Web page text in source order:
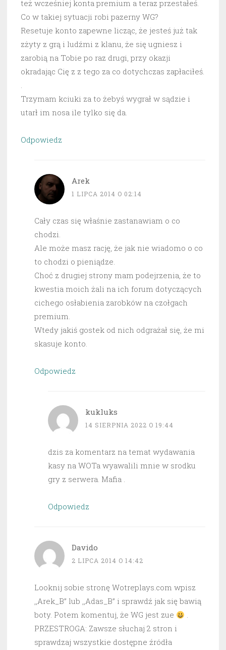
też wcześniej konta premium a teraz przestałeś.
Co w takiej sytuacji robi pazerny WG?
Resetuje konto zapewne licząc, że jesteś już tak
zżyty z grą i ludźmi z klanu, że się ugniesz i
zarobią na Tobie po raz drugi, przy okazji
okradając Cię z z tego za co dotychczas zapłaciłeś.
.
Trzymam kciuki za to żebyś wygrał w sądzie i
utarł im nosa ile tylko się da.
Odpowiedz
Arek
1 LIPCA 2014 O 02:14
Cały czas się właśnie zastanawiam o co
chodzi.
Ale może masz rację, że jak nie wiadomo o co
to chodzi o pieniądze.
Choć z drugiej strony mam podejrzenia, że to
kwestia moich żali na ich forum dotyczących
cichego osłabienia zarobków na czołgach
premium.
Wtedy jakiś gostek od nich odgrażał się, że mi
skasuje konto.
Odpowiedz
kukluks
14 SIERPNIA 2022 O 19:44
dzis za komentarz na temat wydawania
kasy na WOTa wyawalili mnie w srodku
gry z serwera. Mafia .
Odpowiedz
Davido
2 LIPCA 2014 O 14:42
Looknij sobie stronę Wotreplays.com wpisz
,,Arek_B” lub ,,Adas_B” i sprawdź jak się bawią
boty. Potem komentuj, że WG jest zue
.
PRZESTROGA: Zawsze słuchaj 2 stron i
sprawdzaj wszystkie dostępne źródła